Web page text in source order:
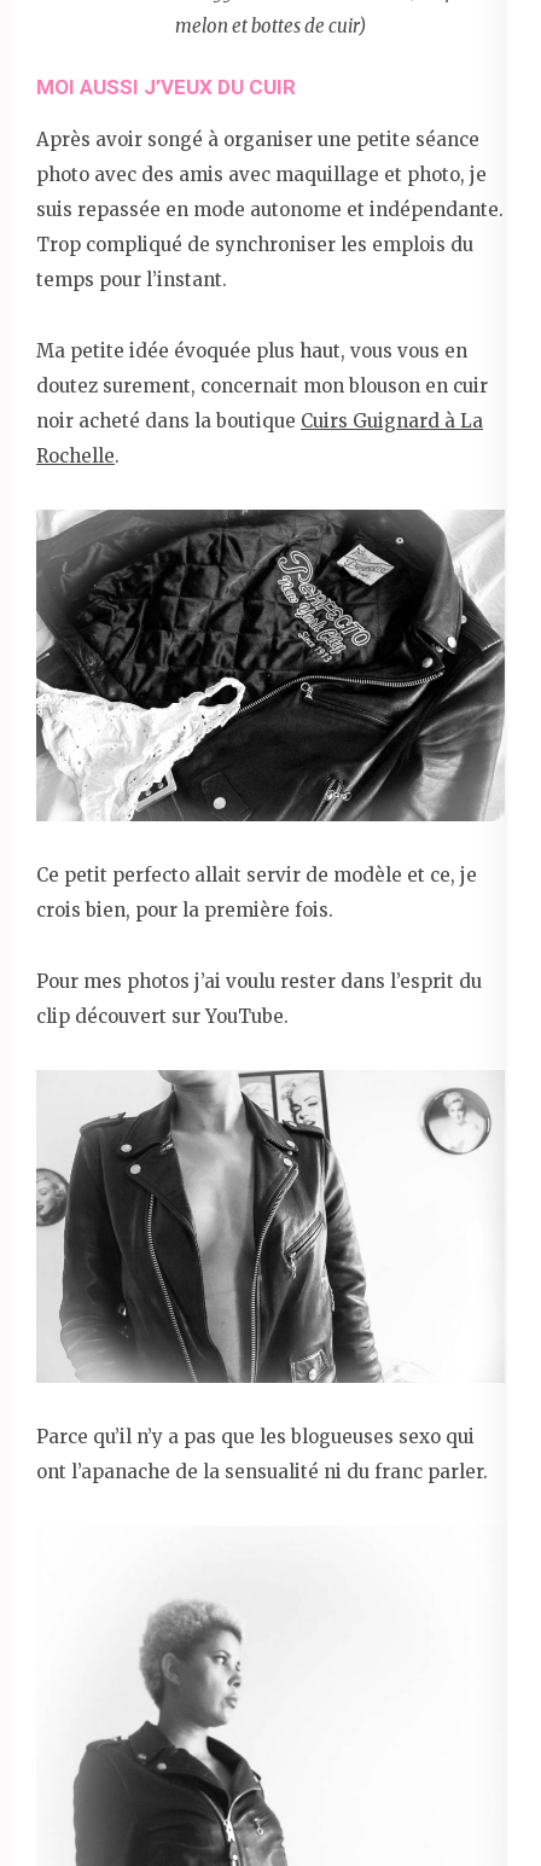
melon et bottes de cuir)
MOI AUSSI J’VEUX DU CUIR
Après avoir songé à organiser une petite séance
photo avec des amis avec maquillage et photo, je
suis repassée en mode autonome et indépendante.
Trop compliqué de synchroniser les emplois du
temps pour l’instant.
Ma petite idée évoquée plus haut, vous vous en
doutez surement, concernait mon blouson en cuir
noir acheté dans la boutique Cuirs Guignard à La
Rochelle.
Ce petit perfecto allait servir de modèle et ce, je
crois bien, pour la première fois.
Pour mes photos j’ai voulu rester dans l’esprit du
clip découvert sur YouTube.
Parce qu’il n’y a pas que les blogueuses sexo qui
ont l’apanache de la sensualité ni du franc parler.